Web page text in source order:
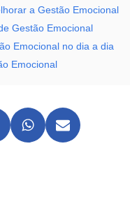
a Gestão Emocional
Gestão Emocional
Emocional no dia a dia
Emocional